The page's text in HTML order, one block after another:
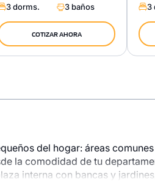
3 dorms.
3 baños
COTIZAR AHORA
3
del hogar: áreas
la comodidad de tu
interna con bancas y